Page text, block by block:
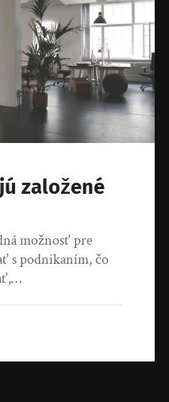
založené
možnosť pre
s podnikaním, čo